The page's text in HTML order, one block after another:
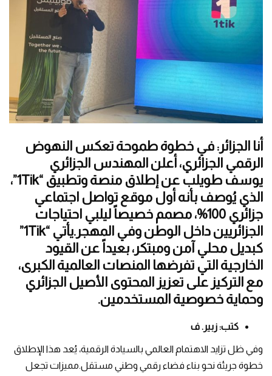
أنا الجزائر: في خطوة طموحة تعكس النهوض
الرقمي الجزائري، أعلن المهندس الجزائري
يوسف طويلب عن إطلاق منصة وتطبيق “1Tik”،
الذي يُوصف بأنه أول موقع تواصل اجتماعي
جزائري 100%، مصمم خصيصاً ليلبي احتياجات
الجزائريين داخل الوطن وفي المهجر.يأتي “1Tik”
كبديل محلي آمن ومبتكر، بعيداً عن القيود
الخارجية التي تفرضها المنصات العالمية الكبرى،
مع التركيز على تعزيز المحتوى الأصيل الجزائري
وحماية خصوصية المستخدمين.
كتب: زبير. ف
وفي ظل تزايد الاهتمام العالمي بالسيادة الرقمية، يُعد هذا الإطلاق
خطوة جريئة نحو بناء فضاء رقمي وطني مستقل.مميزات تجعل